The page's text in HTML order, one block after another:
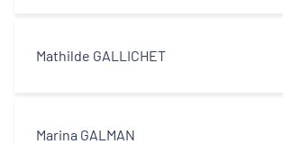
Mathilde GALLICHET
Marina GALMAN